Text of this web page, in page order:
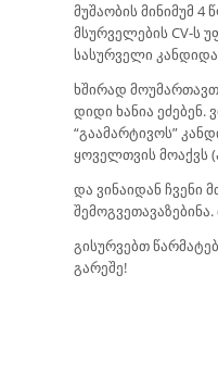
მუშაობის მინიმუმ
მსურველების CV-ს
სასურველი
ხშირად
დიდი ხანია
“გაამარტივოს”
ყოველთვის მოაქვს
და ვინაიდან ჩვენი
გისურვებთ
გარეშე!